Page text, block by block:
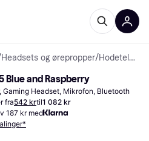
Headsets og ørepropper/ Hodetelefoner
Blue and Raspberry
Gaming Headset, Mikrofon, Bluetooth
fra542 krtil1 082 kr
187 kr med